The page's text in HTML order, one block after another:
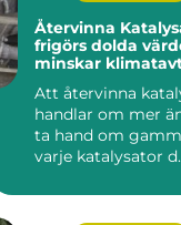
Återvinna
frigörs dolda
minskar
Att återvinna
handlar om mer
ta hand om
varje katalysator